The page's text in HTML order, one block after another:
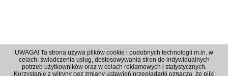
UWAGA! Ta strona używa plików cookie i podobnych technologii m.in. w
celach: świadczenia usług, dostosowywania stron do indywidualnych
potrzeb użytkowników oraz w celach reklamowych i statystycznych.
Korzystanie z witryny bez zmiany ustawień przeglądarki oznacza, że pliki